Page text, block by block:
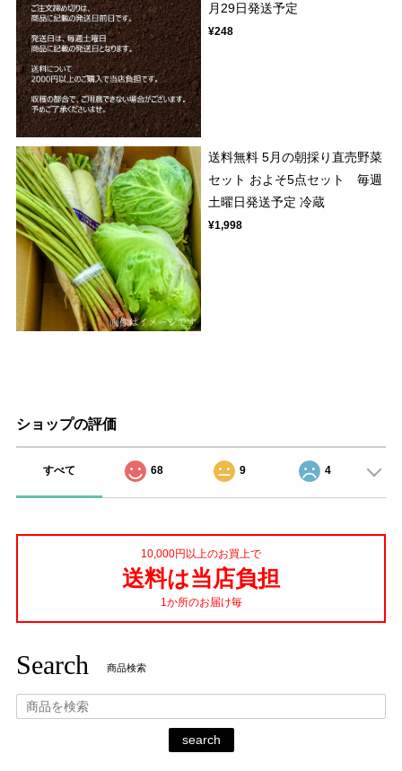
月29日発送予定
¥248
送料無料 5月の朝採り直売野菜
セット およそ5点セット 毎週
土曜日発送予定 冷蔵
¥1,998
ショップの評価
すべて 68 9 4
10,000円以上のお買上で
送料は当店負担
1か所のお届け毎
Search 商品検索
search